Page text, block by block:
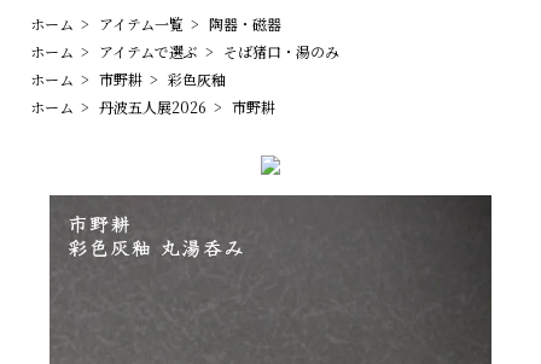
ホーム > アイテム一覧 > 陶器・磁器
ホーム > アイテムで選ぶ > そば猪口・湯のみ
ホーム > 市野耕 > 彩色灰釉
ホーム > 丹波五人展2026 > 市野耕